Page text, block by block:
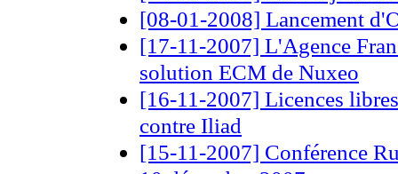
[08-01-2008] Lancement
[17-11-2007] L'Agence
solution ECM de Nuxeo
[16-11-2007] Licences
contre Iliad
[15-11-2007] Conférence